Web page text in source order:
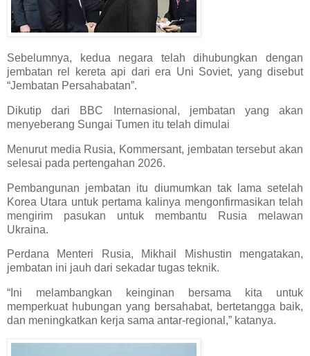
Sebelumnya, kedua negara telah dihubungkan dengan
jembatan rel kereta api dari era Uni Soviet, yang disebut
“Jembatan Persahabatan”.
Dikutip dari BBC Internasional, jembatan yang akan
menyeberang Sungai Tumen itu telah dimulai
Menurut media Rusia, Kommersant, jembatan tersebut akan
selesai pada pertengahan 2026.
Pembangunan jembatan itu diumumkan tak lama setelah
Korea Utara untuk pertama kalinya mengonfirmasikan telah
mengirim pasukan untuk membantu Rusia melawan
Ukraina.
Perdana Menteri Rusia, Mikhail Mishustin mengatakan,
jembatan ini jauh dari sekadar tugas teknik.
“Ini melambangkan keinginan bersama kita untuk
memperkuat hubungan yang bersahabat, bertetangga baik,
dan meningkatkan kerja sama antar-regional,” katanya.